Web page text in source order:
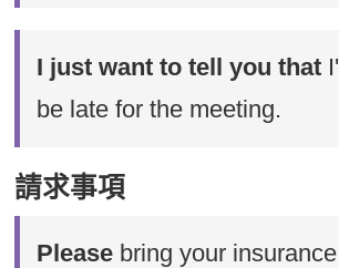
I just want to tell you that
be late for the meeting.
請求事項
Please bring your